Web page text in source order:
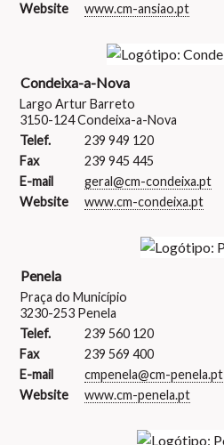
Website
www.cm-ansiao.pt
Condeixa-a-Nova
Largo Artur Barreto
3150-124 Condeixa-a-Nova
Telef.
239 949 120
Fax
239 945 445
E-mail
geral@cm-condeixa.pt
Website
www.cm-condeixa.pt
Penela
Praça do Município
3230-253 Penela
Telef.
239 560 120
Fax
239 569 400
E-mail
cmpenela@cm-penela.pt
Website
www.cm-penela.pt